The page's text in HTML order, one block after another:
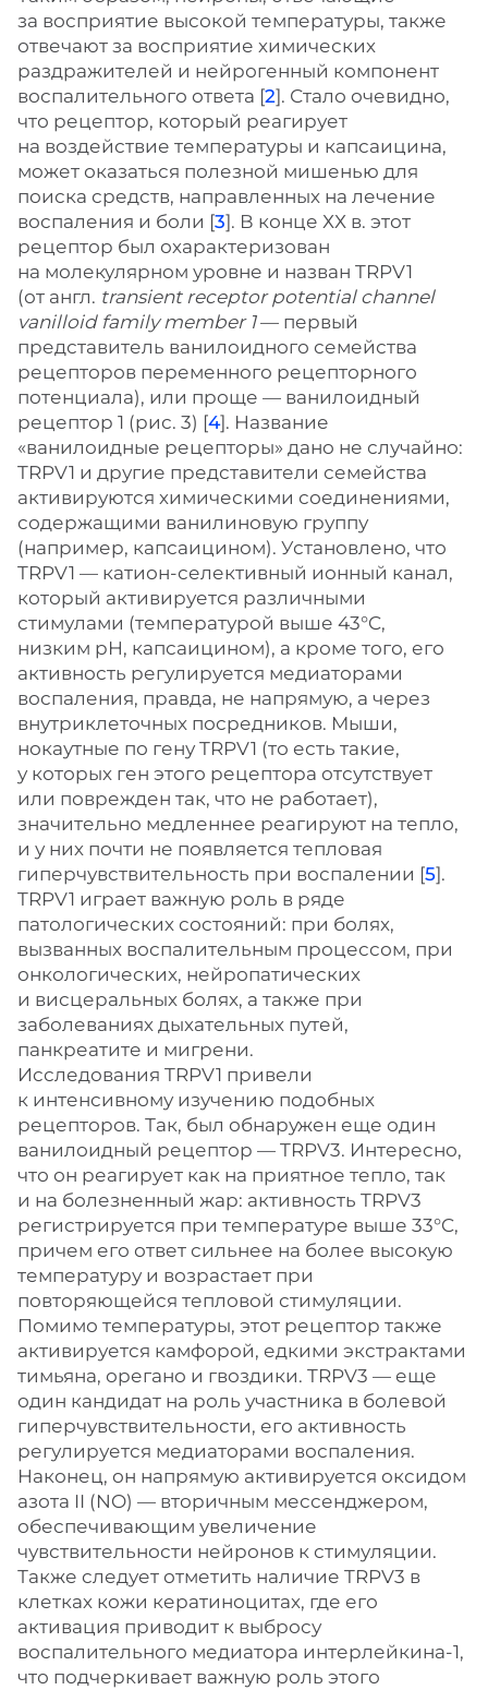
за восприятие высокой температуры, также
отвечают за восприятие химических
раздражителей и нейрогенный компонент
воспалительного ответа [2]. Стало очевидно,
что рецептор, который реагирует
на воздействие температуры и капсаицина,
может оказаться полезной мишенью для
поиска средств, направленных на лечение
воспаления и боли [3]. В конце ХХ в. этот
рецептор был охарактеризован
на молекулярном уровне и назван TRPV1
(от англ. transient receptor potential channel
vanilloid family member 1— первый
представитель ванилоидного семейства
рецепторов переменного рецепторного
потенциала), или проще — ванилоидный
рецептор 1 (рис. 3) [4]. Название
«ванилоидные рецепторы» дано не случайно:
TRPV1 и другие представители семейства
активируются химическими соединениями,
содержащими ванилиновую группу
(например, капсаицином). Установлено, что
TRPV1 — катион-селективный ионный канал,
который активируется различными
стимулами (температурой выше 43°C,
низким рН, капсаицином), а кроме того, его
активность регулируется медиаторами
воспаления, правда, не напрямую, а через
внутриклеточных посредников. Мыши,
нокаутные по гену TRPV1 (то есть такие,
у которых ген этого рецептора отсутствует
или поврежден так, что не работает),
значительно медленнее реагируют на тепло,
и у них почти не появляется тепловая
гиперчувствительность при воспалении [5].
TRPV1 играет важную роль в ряде
патологических состояний: при болях,
вызванных воспалительным процессом, при
онкологических, нейропатических
и висцеральных болях, а также при
заболеваниях дыхательных путей,
панкреатите и мигрени.
Исследования TRPV1 привели
к интенсивному изучению подобных
рецепторов. Так, был обнаружен еще один
ванилоидный рецептор — TRPV3. Интересно,
что он реагирует как на приятное тепло, так
и на болезненный жар: активность TRPV3
регистрируется при температуре выше 33°C,
причем его ответ сильнее на более высокую
температуру и возрастает при
повторяющейся тепловой стимуляции.
Помимо температуры, этот рецептор также
активируется камфорой, едкими экстрактами
тимьяна, орегано и гвоздики. TRPV3 — еще
один кандидат на роль участника в болевой
гиперчувствительности, его активность
регулируется медиаторами воспаления.
Наконец, он напрямую активируется оксидом
азота II (NO) — вторичным мессенджером,
обеспечивающим увеличение
чувствительности нейронов к стимуляции.
Также следует отметить наличие TRPV3 в
клетках кожи кератиноцитах, где его
активация приводит к выбросу
воспалительного медиатора интерлейкина-1,
что подчеркивает важную роль этого